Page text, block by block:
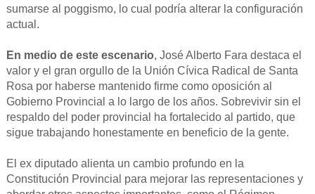
sumarse al poggismo, lo cual podría alterar la configuración
actual.
En medio de este escenario, José Alberto Fara destaca el
valor y el gran orgullo de la Unión Cívica Radical de Santa
Rosa por haberse mantenido firme como oposición al
Gobierno Provincial a lo largo de los años. Sobrevivir sin el
respaldo del poder provincial ha fortalecido al partido, que
sigue trabajando honestamente en beneficio de la gente.
El ex diputado alienta un cambio profundo en la
Constitución Provincial para mejorar las representaciones y